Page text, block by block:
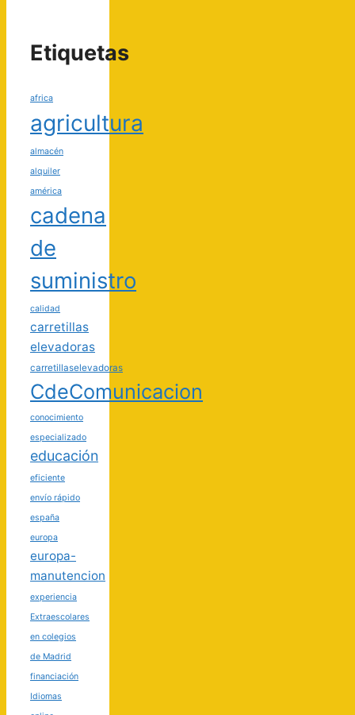
Etiquetas
africa
agricultura
almacén
alquiler
américa
cadena
de
suministro
calidad
carretillas
elevadoras
carretillaselevadoras
CdeComunicacion
conocimiento
especializado
educación
eficiente
envío rápido
españa
europa
europa-
manutencion
experiencia
Extraescolares
en colegios
de Madrid
financiación
Idiomas